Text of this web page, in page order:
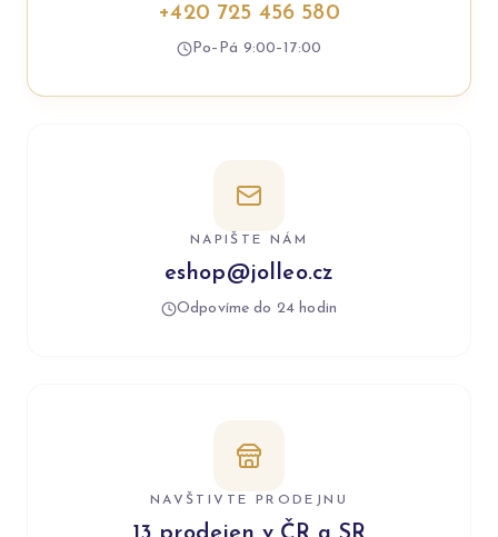
+420 725 456 580
Po–Pá 9:00–17:00
NAPIŠTE NÁM
eshop@jolleo.cz
Odpovíme do 24 hodin
NAVŠTIVTE PRODEJNU